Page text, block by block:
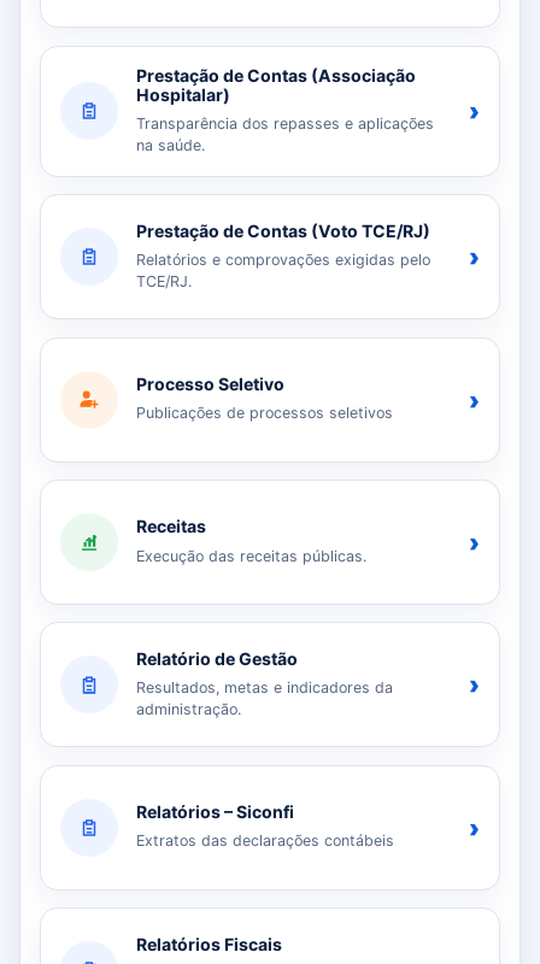
Prestação de Contas (Associação
Hospitalar)
Transparência dos repasses e aplicações
na saúde.
›
Prestação de Contas (Voto TCE/RJ)
Relatórios e comprovações exigidas pelo
TCE/RJ.
›
Processo Seletivo
Publicações de processos seletivos ›
Receitas
Execução das receitas públicas. ›
Relatório de Gestão
Resultados, metas e indicadores da
administração.
›
Relatórios – Siconfi
Extratos das declarações contábeis ›
Relatórios Fiscais